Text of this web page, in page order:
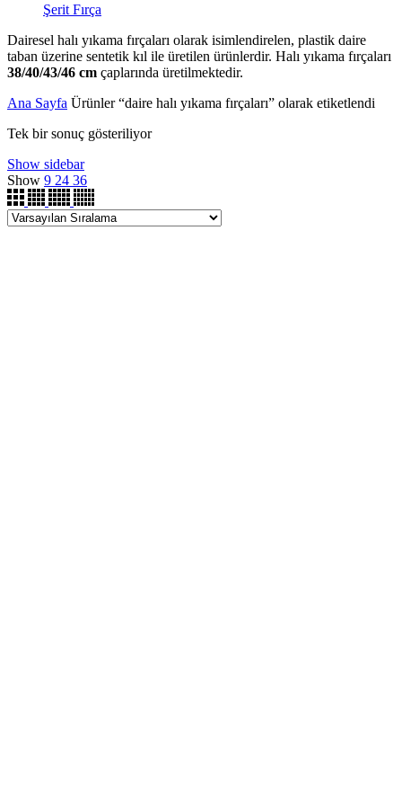
Şerit Fırça
Dairesel halı yıkama fırçaları olarak isimlendirelen, plastik daire
taban üzerine sentetik kıl ile üretilen ürünlerdir. Halı yıkama fırçaları
38/40/43/46 cm çaplarında üretilmektedir.
Ana Sayfa Ürünler “daire halı yıkama fırçaları” olarak etiketlendi
Tek bir sonuç gösteriliyor
Show sidebar
Show 9 24 36